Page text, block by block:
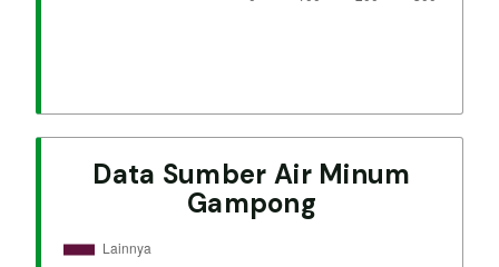
Data Sumber Air Minum
Gampong